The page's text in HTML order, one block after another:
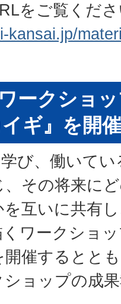
をご覧くだ
kansai.jp/
ークショ
ギ』を開
び、働いてい
その将来に
互いに共有
ワークショ
催するとと
ョップの成